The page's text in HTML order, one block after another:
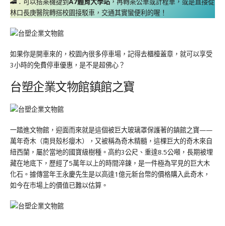
林口長庚醫院轉搭校園接駁車，交通其實蠻便利的喔！
如果你是開車來的，校園內很多停車場，記得去櫃檯蓋章，就可以享受
3小時的免費停車優惠，是不是超佛心？
台塑企業文物館鎮館之寶
一踏進文物館，迎面而來就是這個被巨大玻璃罩保護著的鎮館之寶——
萬年奇木（南貝殼杉癭木），又被稱為奇木精髓，這棵巨大的奇木來自
紐西蘭，屬於當地的國寶級樹種。高約3公尺、重達8.5公噸，長期被埋
藏在地底下，歷經了5萬年以上的時間淬鍊，是一件極為罕見的巨大木
化石。據傳當年王永慶先生是以高達1億元新台幣的價格購入此奇木，
如今在市場上的價值已難以估算。